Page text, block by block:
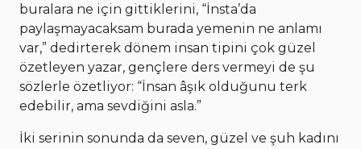
buralara ne için gittiklerini, “İnsta’da
paylaşmayacaksam burada yemenin ne anlamı
var,” dedirterek dönem insan tipini çok güzel
özetleyen yazar, gençlere ders vermeyi de şu
sözlerle özetliyor: “İnsan âşık olduğunu terk
edebilir, ama sevdiğini asla.”
İki serinin sonunda da seven, güzel ve şuh kadını